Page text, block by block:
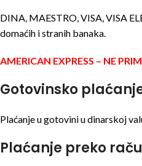
DINA, MAESTRO, VISA, VISA
domaćih i stranih banaka.
AMERICAN EXPRESS – NE
Gotovinsko
Plaćanje u gotovini u dinarskoj
Plaćanje preko